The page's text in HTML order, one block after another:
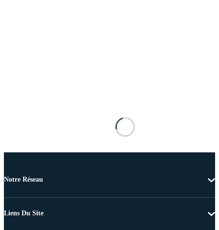
Notre Réseau
Liens Du Site